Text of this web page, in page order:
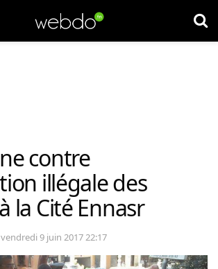
contre
illégale des
la Cité Ennasr
vendredi 9 juin 2017 22:17